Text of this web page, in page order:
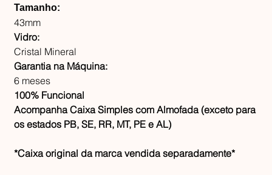
Tamanho:
43mm
Vidro:
Cristal Mineral
Garantia na Máquina:
6 meses
100% Funcional
Acompanha Caixa Simples com Almofada (exceto para
os estados PB, SE, RR, MT, PE e AL)
*Caixa original da marca vendida separadamente*